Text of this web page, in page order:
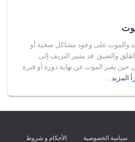
والموت على وجود مشاكل صحية أو
والضيق. قد يشير النزيف إلى
حين يعبر الموت عن نهاية دورة أو فترة
المزيد…
سياسة الخصوصية الأحكام و شروط